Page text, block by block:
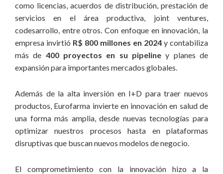
9. Respeto:
tenemos orgullo de nuestra trayectoria, origen y
capacidad de superación. Nuestra historia está construida
para reflejar nuestro compromiso con el crecimiento de
nuestros colaboradores y con el desarrollo de los países en
los cuales actuamos, manteniendo el respeto a los pueblos y
culturas con los cuales nos relacionamos;
10. Resultado: reconocemos las diferentes contribuciones
para cumplimiento de nuestros objetivos y compartimos la
riqueza generada con colaboradores y sociedad, por medio
de programas de meritocracia, ampliación del acceso e
inversiones sociales.
como licencias, acuerdos de distribución, prestación de
servicios en el área productiva, joint ventures,
codesarrollo, entre otros. Con enfoque en innovación, la
empresa invirtió R$ 800 millones en 2024 y contabiliza
más de 400 proyectos en su pipeline y planes de
expansión para importantes mercados globales.
Además de la alta inversión en I+D para traer nuevos
productos, Eurofarma invierte en innovación en salud de
una forma más amplia, desde nuevas tecnologías para
optimizar nuestros procesos hasta en plataformas
disruptivas que buscan nuevos modelos de negocio.
El comprometimiento con la innovación hizo a la